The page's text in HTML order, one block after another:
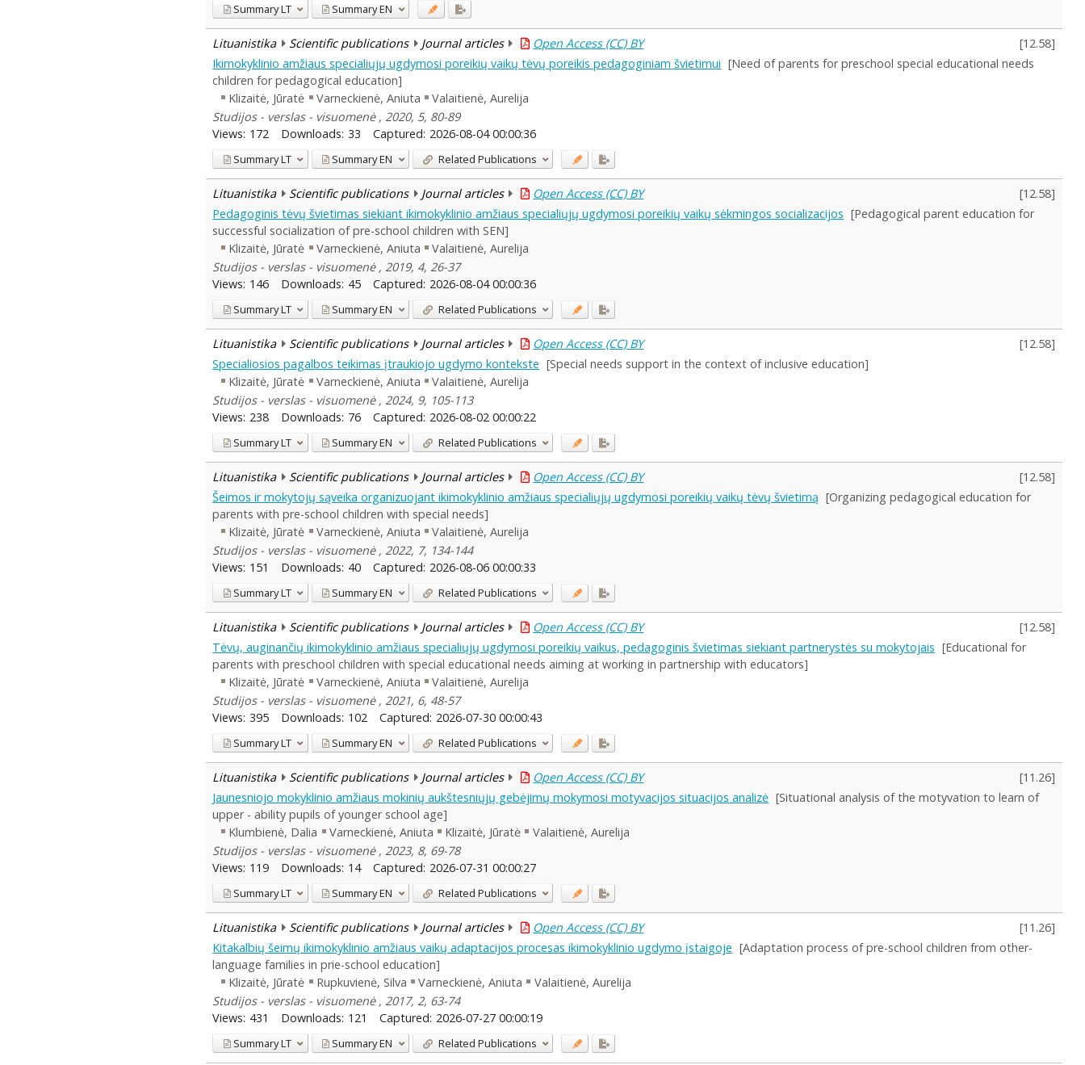
SummaryLT SummaryEN
Lituanistika Scientific publications Journal articles Open Access (CC) BY [12.58]
Ikimokyklinio amžiaus specialiųjų ugdymosi poreikių vaikų tėvų poreikis pedagoginiam švietimui [Need of parents for preschool special educational needs
children for pedagogical education]
Klizaitė, Jūratė
Varneckienė, Aniuta
Valaitienė, Aurelija
Studijos - verslas - visuomenė , 2020, 5, 80-89
Views: 172 Downloads: 33 Captured: 2026-08-04 00:00:36
SummaryLT SummaryEN Related Publications
Lituanistika Scientific publications Journal articles Open Access (CC) BY [12.58]
Pedagoginis tėvų švietimas siekiant ikimokyklinio amžiaus specialiųjų ugdymosi poreikių vaikų sėkmingos socializacijos [Pedagogical parent education for
successful socialization of pre-school children with SEN]
Klizaitė, Jūratė
Varneckienė, Aniuta
Valaitienė, Aurelija
Studijos - verslas - visuomenė , 2019, 4, 26-37
Views: 146 Downloads: 45 Captured: 2026-08-04 00:00:36
SummaryLT SummaryEN Related Publications
Lituanistika Scientific publications Journal articles Open Access (CC) BY [12.58]
Specialiosios pagalbos teikimas įtraukiojo ugdymo kontekste [Special needs support in the context of inclusive education]
Klizaitė, Jūratė
Varneckienė, Aniuta
Valaitienė, Aurelija
Studijos - verslas - visuomenė , 2024, 9, 105-113
Views: 238 Downloads: 76 Captured: 2026-08-02 00:00:22
SummaryLT SummaryEN Related Publications
Lituanistika Scientific publications Journal articles Open Access (CC) BY [12.58]
Šeimos ir mokytojų sąveika organizuojant ikimokyklinio amžiaus specialiųjų ugdymosi poreikių vaikų tėvų švietimą [Organizing pedagogical education for
parents with pre-school children with special needs]
Klizaitė, Jūratė
Varneckienė, Aniuta
Valaitienė, Aurelija
Studijos - verslas - visuomenė , 2022, 7, 134-144
Views: 151 Downloads: 40 Captured: 2026-08-06 00:00:33
SummaryLT SummaryEN Related Publications
Lituanistika Scientific publications Journal articles Open Access (CC) BY [12.58]
Tėvų, auginančių ikimokyklinio amžiaus specialiųjų ugdymosi poreikių vaikus, pedagoginis švietimas siekiant partnerystės su mokytojais [Educational for
parents with preschool children with special educational needs aiming at working in partnership with educators]
Klizaitė, Jūratė
Varneckienė, Aniuta
Valaitienė, Aurelija
Studijos - verslas - visuomenė , 2021, 6, 48-57
Views: 395 Downloads: 102 Captured: 2026-07-30 00:00:43
SummaryLT SummaryEN Related Publications
Lituanistika Scientific publications Journal articles Open Access (CC) BY [11.26]
Jaunesniojo mokyklinio amžiaus mokinių aukštesniųjų gebėjimų mokymosi motyvacijos situacijos analizė [Situational analysis of the motyvation to learn of
upper - ability pupils of younger school age]
Klumbienė, Dalia
Varneckienė, Aniuta Klizaitė, Jūratė
Valaitienė, Aurelija
Studijos - verslas - visuomenė , 2023, 8, 69-78
Views: 119 Downloads: 14 Captured: 2026-07-31 00:00:27
SummaryLT SummaryEN Related Publications
Lituanistika Scientific publications Journal articles Open Access (CC) BY [11.26]
Kitakalbių šeimų ikimokyklinio amžiaus vaikų adaptacijos procesas ikimokyklinio ugdymo įstaigoje [Adaptation process of pre-school children from other-
language families in prie-school education]
Klizaitė, Jūratė
Rupkuvienė, Silva Varneckienė, Aniuta
Valaitienė, Aurelija
Studijos - verslas - visuomenė , 2017, 2, 63-74
Views: 431 Downloads: 121 Captured: 2026-07-27 00:00:19
SummaryLT SummaryEN Related Publications